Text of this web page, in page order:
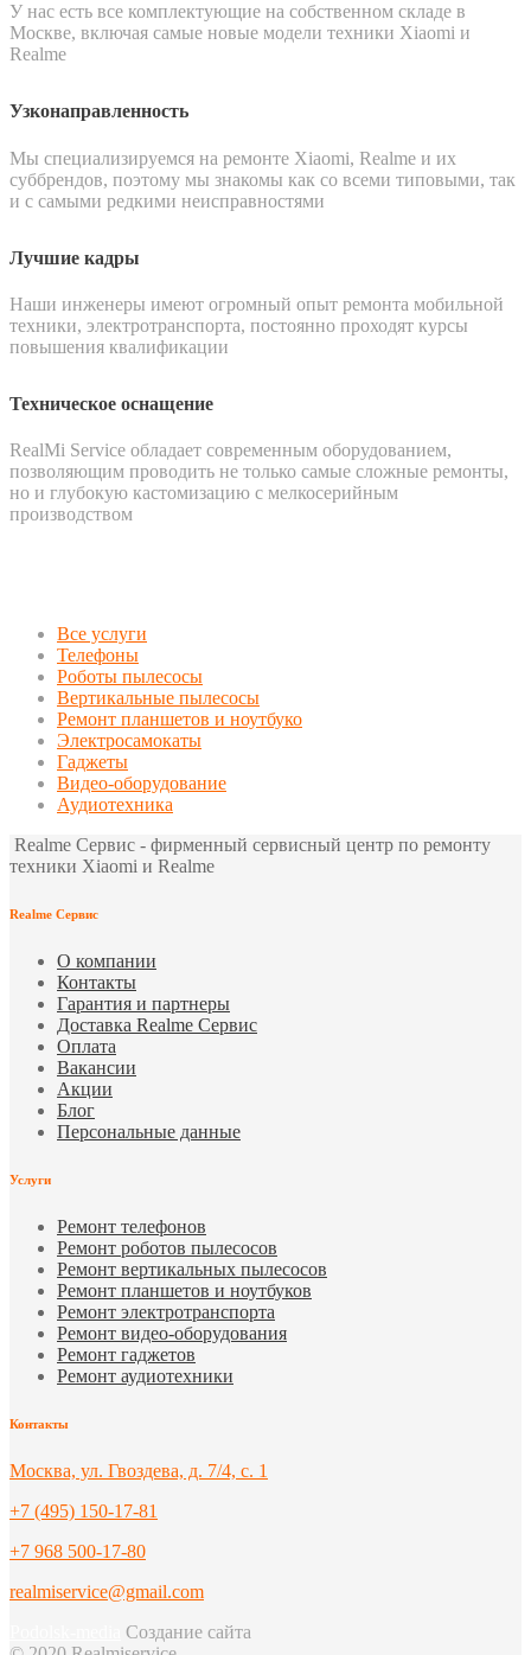
У нас есть все комплектующие на собственном складе в
Москве, включая самые новые модели техники Xiaomi и
Realme
Узконаправленность
Мы специализируемся на ремонте Xiaomi, Realme и их
суббрендов, поэтому мы знакомы как со всеми типовыми, так
и с самыми редкими неисправностями
Лучшие кадры
Наши инженеры имеют огромный опыт ремонта мобильной
техники, электротранспорта, постоянно проходят курсы
повышения квалификации
Техническое оснащение
RealMi Service обладает современным оборудованием,
позволяющим проводить не только самые сложные ремонты,
но и глубокую кастомизацию с мелкосерийным
производством
Все услуги
Телефоны
Роботы пылесосы
Вертикальные пылесосы
Ремонт планшетов и ноутбуко
Электросамокаты
Гаджеты
Видео-оборудование
Аудиотехника
Realme Сервис - фирменный сервисный центр по ремонту
техники Xiaomi и Realme
Realme Сервис
О компании
Контакты
Гарантия и партнеры
Доставка Realme Сервис
Оплата
Вакансии
Акции
Блог
Персональные данные
Услуги
Ремонт телефонов
Ремонт роботов пылесосов
Ремонт вертикальных пылесосов
Ремонт планшетов и ноутбуков
Ремонт электротранспорта
Ремонт видео-оборудования
Ремонт гаджетов
Ремонт аудиотехники
Контакты
Москва, ул. Гвоздева, д. 7/4, с. 1
+7 (495) 150-17-81
+7 968 500-17-80
realmiservice@gmail.com
Создание сайта